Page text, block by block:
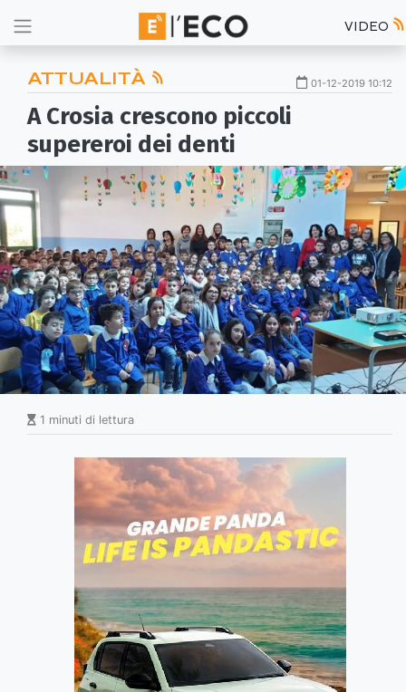
VIDEO
ATTUALITÀ 01-12-2019 10:12
A Crosia crescono piccoli
supereroi dei denti
1 minuti di lettura